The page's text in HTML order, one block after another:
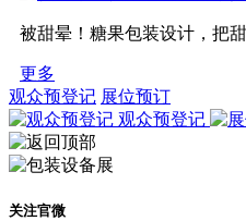
被甜晕！糖果包装设计，把
更多
观众预登记 展位预订
观众预登记
关注官微